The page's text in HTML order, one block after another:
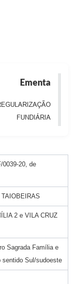
Ementa
FUNDIÁRIA
0039-20, de
2 e VILA CRUZ
Sagrada Família e
sentido Sul/sudoeste